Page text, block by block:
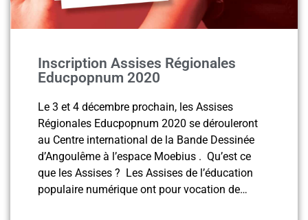
Inscription Assises Régionales
Educpopnum 2020
Le 3 et 4 décembre prochain, les Assises
Régionales Educpopnum 2020 se dérouleront
au Centre international de la Bande Dessinée
d’Angoulême à l’espace Moebius . Qu’est ce
que les Assises ? Les Assises de l’éducation
populaire numérique ont pour vocation de…